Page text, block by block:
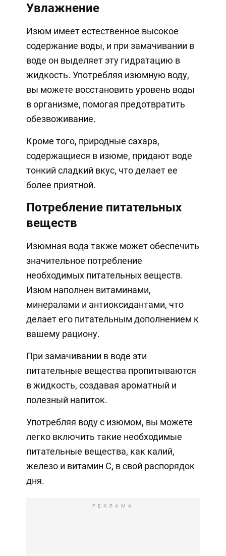
Увлажнение
Изюм имеет естественное высокое
содержание воды, и при замачивании в
воде он выделяет эту гидратацию в
жидкость. Употребляя изюмную воду,
вы можете восстановить уровень воды
в организме, помогая предотвратить
обезвоживание.
Кроме того, природные сахара,
содержащиеся в изюме, придают воде
тонкий сладкий вкус, что делает ее
более приятной.
Потребление питательных
веществ
Изюмная вода также может обеспечить
значительное потребление
необходимых питательных веществ.
Изюм наполнен витаминами,
минералами и антиоксидантами, что
делает его питательным дополнением к
вашему рациону.
При замачивании в воде эти
питательные вещества пропитываются
в жидкость, создавая ароматный и
полезный напиток.
Употребляя воду с изюмом, вы можете
легко включить такие необходимые
питательные вещества, как калий,
железо и витамин С, в свой распорядок
дня.
РЕКЛАМА